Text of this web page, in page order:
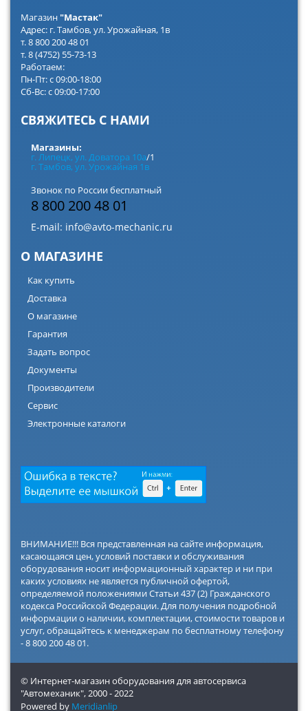
Магазин"Мастак"
Адрес: г. Тамбов, ул. Урожайная, 1в
т. 8 800 200 48 01
т. 8 (4752) 55-73-13
Работаем:
Пн-Пт: с 09:00-18:00
Сб-Вс: с 09:00-17:00
СВЯЖИТЕСЬ С НАМИ
Магазины:
г. Липецк, ул. Доватора 10а/1
г. Тамбов, ул. Урожайная 1в
Звонок по России бесплатный
8 800 200 48 01
E-mail: info@avto-mechanic.ru
О МАГАЗИНЕ
Как купить
Доставка
О магазине
Гарантия
Задать вопрос
Документы
Производители
Сервис
Электронные каталоги
ВНИМАНИЕ!!! Вся представленная на сайте информация,
касающаяся цен, условий поставки и обслуживания
оборудования носит информационный характер и ни при
каких условиях не является публичной офертой,
определяемой положениями Статьи 437 (2) Гражданского
кодекса Российской Федерации. Для получения подробной
информации о наличии, комплектации, стоимости товаров и
услуг, обращайтесь к менеджерам по бесплатному телефону
- 8 800 200 48 01.
© Интернет-магазин оборудования для автосервиса
"Автомеханик",2000 - 2022
Powered by Meridianlip